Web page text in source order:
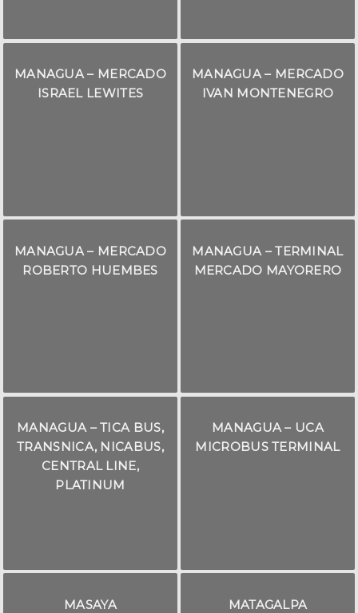
MANAGUA – MERCADO
ISRAEL LEWITES
MANAGUA – MERCADO
IVAN MONTENEGRO
MANAGUA – MERCADO
ROBERTO HUEMBES
MANAGUA – TERMINAL
MERCADO MAYORERO
MANAGUA – TICA BUS,
TRANSNICA, NICABUS,
CENTRAL LINE,
PLATINUM
MANAGUA – UCA
MICROBUS TERMINAL
MASAYA MATAGALPA